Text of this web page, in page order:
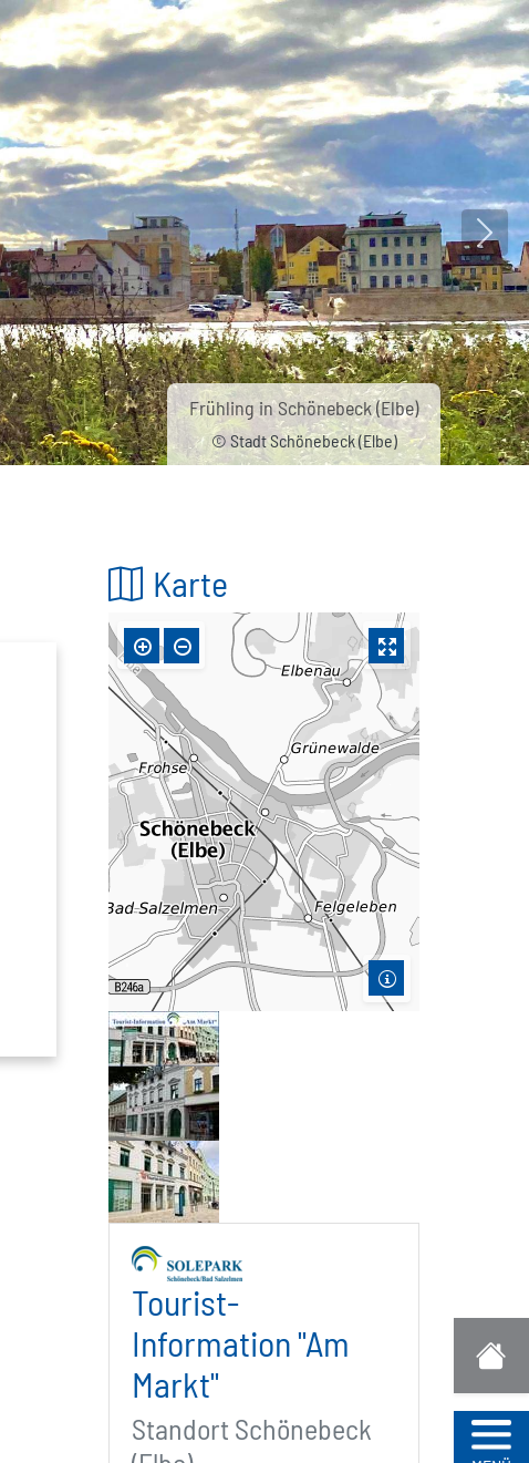
Frühling in Schönebeck (Elbe)
© Stadt Schönebeck (Elbe)
Karte
Tourist-
Information "Am
Markt"
Standort Schönebeck